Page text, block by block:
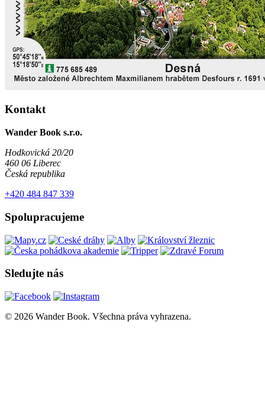
Kontakt
Wander Book s.r.o.
Hodkovická 20/20
460 06 Liberec
Česká republika
+420 484 847 339
Spolupracujeme
Sledujte nás
© 2026 Wander Book. Všechna práva vyhrazena.